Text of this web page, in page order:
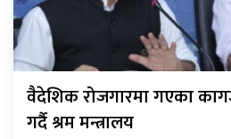
वैदेशिक रोजगारमा गएका
गर्दै श्रम मन्त्रालय